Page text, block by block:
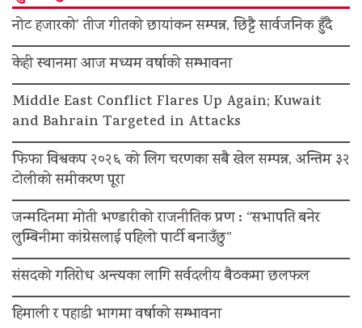
नोट हजारको’ तीज गीतको छायांकन सम्पन्न, छिट्टै सार्वजनिक हुँदै
केही स्थानमा आज मध्यम वर्षाको सम्भावना
Middle East Conflict Flares Up Again; Kuwait
and Bahrain Targeted in Attacks
फिफा विश्वकप २०२६ को लिग चरणका सबै खेल सम्पन्न, अन्तिम ३२
टोलीको समीकरण पूरा
जन्मदिनमा मोती भण्डारीको राजनीतिक प्रण : “सभापति बनेर
लुम्बिनीमा कांग्रेसलाई पहिलो पार्टी बनाउँछु”
संसदको गतिरोध अन्त्यका लागि सर्वदलीय बैठकमा छलफल
हिमाली र पहाडी भागमा वर्षाको सम्भावना